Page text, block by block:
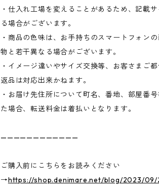
・仕入れ工場を変えることがあるため、記載
る場合がございます。
・商品の色味は、お手持ちのスマートフォン
物と若干異なる場合がございます。
・イメージ違いやサイズ交換等、お客さまご都
返品は対応出来かねます。
・お届け先住所について町名、番地、部屋番
た場合、転送料金は着払いとなります。
————————————
ご購入前にこちらをお読みください
→https://shop.denimare.net/blog/2023/09/